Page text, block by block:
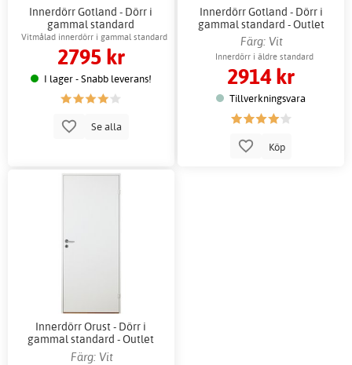
Innerdörr Gotland - Dörr i
gammal standard
Vitmålad innerdörr i gammal standard
2795 kr
I lager - Snabb leverans!
Se alla
Innerdörr Gotland - Dörr i
gammal standard - Outlet
Färg: Vit
Innerdörr i äldre standard
2914 kr
Tillverkningsvara
Köp
Innerdörr Orust - Dörr i
gammal standard - Outlet
Färg: Vit